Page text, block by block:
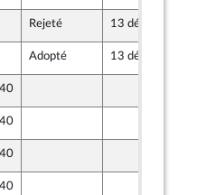
Rejeté 13 décembre 2017
Adopté 13 décembre 2017